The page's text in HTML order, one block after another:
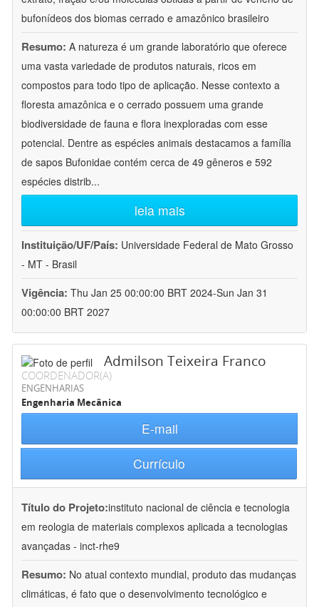
bufonídeos dos biomas cerrado e amazônico brasileiro
Resumo: A natureza é um grande laboratório que oferece
uma vasta variedade de produtos naturais, ricos em
compostos para todo tipo de aplicação. Nesse contexto a
floresta amazônica e o cerrado possuem uma grande
biodiversidade de fauna e flora inexploradas com esse
potencial. Dentre as espécies animais destacamos a família
de sapos Bufonidae contém cerca de 49 gêneros e 592
espécies distrib...
leia mais
Instituição/UF/País: Universidade Federal de Mato Grosso
- MT - Brasil
Vigência: Thu Jan 25 00:00:00 BRT 2024-Sun Jan 31
00:00:00 BRT 2027
Admilson Teixeira Franco
COORDENADOR(A)
ENGENHARIAS
Engenharia Mecânica
E-mail
Currículo
Título do Projeto:instituto nacional de ciência e tecnologia
em reologia de materiais complexos aplicada a tecnologias
avançadas - inct-rhe9
Resumo: No atual contexto mundial, produto das mudanças
climáticas, é fato que o desenvolvimento tecnológico e